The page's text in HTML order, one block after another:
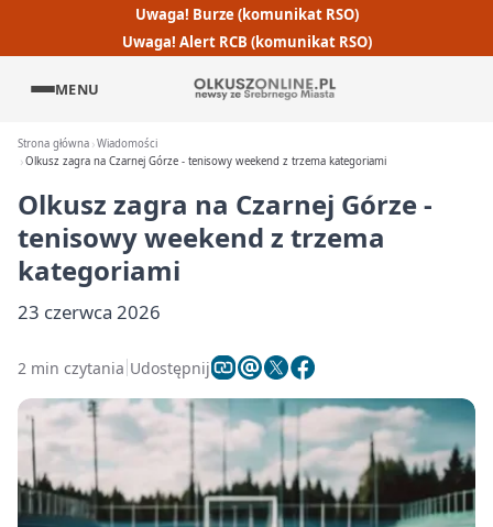
Uwaga! Burze (komunikat RSO)
Uwaga! Alert RCB (komunikat RSO)
MENU
Strona główna Wiadomości
Olkusz zagra na Czarnej Górze - tenisowy weekend z trzema kategoriami
Olkusz zagra na Czarnej Górze -
tenisowy weekend z trzema
kategoriami
23 czerwca 2026
2 min czytania Udostępnij